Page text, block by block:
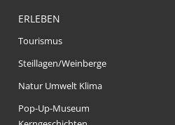
ERLEBEN
Tourismus
Steillagen/Weinberge
Natur Umwelt Klima
Pop-Up-Museum